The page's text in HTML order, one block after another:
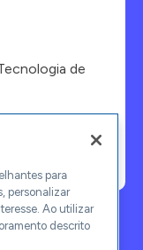
de
para
personalizar
Ao utilizar
descrito